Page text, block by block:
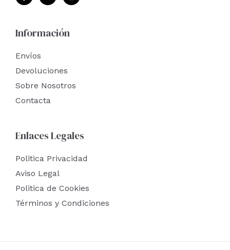
Información
Envíos
Devoluciones
Sobre Nosotros
Contacta
Enlaces Legales
Politica Privacidad
Aviso Legal
Politica de Cookies
Términos y Condiciones